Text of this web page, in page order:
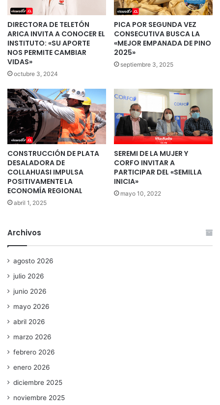
DIRECTORA DE TELETÓN
ARICA INVITA A CONOCER EL
INSTITUTO: «SU APORTE
NOS PERMITE CAMBIAR
VIDAS»
octubre 3, 2024
PICA POR SEGUNDA VEZ
CONSECUTIVA BUSCA LA
«MEJOR EMPANADA DE PINO
2025»
septiembre 3, 2025
CONSTRUCCIÓN DE PLATA
DESALADORA DE
COLLAHUASI IMPULSA
POSITIVAMENTE LA
ECONOMÍA REGIONAL
abril 1, 2025
SEREMI DE LA MUJER Y
CORFO INVITAR A
PARTICIPAR DEL «SEMILLA
INICIA»
mayo 10, 2022
Archivos
agosto 2026
julio 2026
junio 2026
mayo 2026
abril 2026
marzo 2026
febrero 2026
enero 2026
diciembre 2025
noviembre 2025